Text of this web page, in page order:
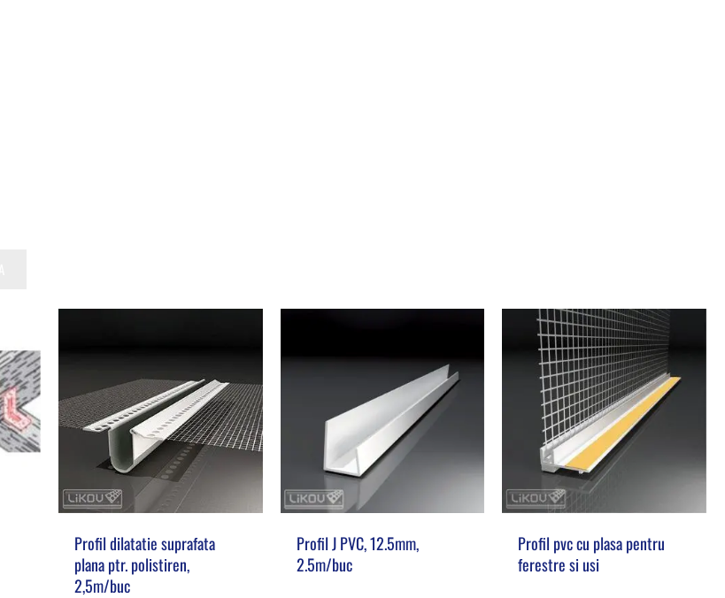
Profil dilatatie suprafata
plana ptr. polistiren,
2,5m/buc
Profil J PVC, 12.5mm,
2.5m/buc
Profil pvc cu plasa pentru
ferestre si usi